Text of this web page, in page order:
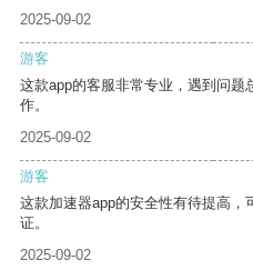
2025-09-02
游客
这款app的客服非常专业，遇到问
作。
2025-09-02
游客
这款加速器app的安全性有待提高
证。
2025-09-02